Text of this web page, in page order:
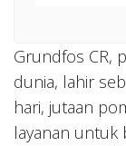
Grundfos CR,
dunia, lahir
hari, jutaan
layanan untuk